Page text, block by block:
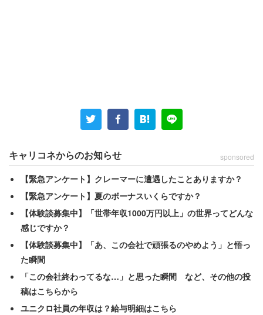
「やはり、昔から続く歴史のある企業ということも
あり、レベルの高い仕事ができる。さらに、全国に
えやすい。教育制度等もしっかりしており、年数を
重ねるごとにレベルアップでき、モチベーションは
維持しやすいと感じる」（研究開発／30代前半男性
／年収620万円／2016年度）
といったものが寄せられている。同社は2016年に創業100
周年を迎えた明治グループに属す大手食品会社。牛乳やチ
ョコレート菓子のほか、粉ミルクから介護食品に至るまで
幅広い商品を取り扱っている。
キャリコネからのお知らせ sponsored
【緊急アンケート】クレーマーに遭遇したことありますか？
【緊急アンケート】夏のボーナスいくらですか？
【体験談募集中】「世帯年収1000万円以上」の世界ってどんな
感じですか？
【体験談募集中】「あ、この会社で頑張るのやめよう」と悟っ
た瞬間
「この会社終わってるな…」と思った瞬間 など、その他の投
稿はこちらから
ユニクロ社員の年収は？給与明細はこちら